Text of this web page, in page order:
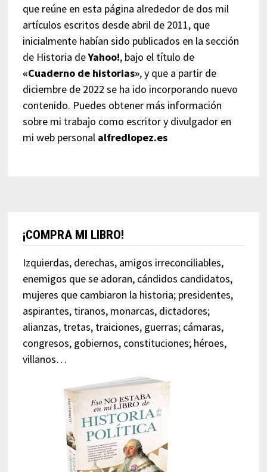
que reúne en esta página alrededor de dos mil
artículos escritos desde abril de 2011, que
inicialmente habían sido publicados en la sección
de Historia deYahoo!, bajo el título de
«Cuaderno de historias», y que a partir de
diciembre de 2022 se ha ido incorporando nuevo
contenido. Puedes obtener más información
sobre mi trabajo como escritor y divulgador en
mi web personal alfredlopez.es
¡COMPRA MI LIBRO!
Izquierdas, derechas, amigos irreconciliables,
enemigos que se adoran, cándidos candidatos,
mujeres que cambiaron la historia; presidentes,
aspirantes, tiranos, monarcas, dictadores;
alianzas, tretas, traiciones, guerras; cámaras,
congresos, gobiernos, constituciones; héroes,
villanos…